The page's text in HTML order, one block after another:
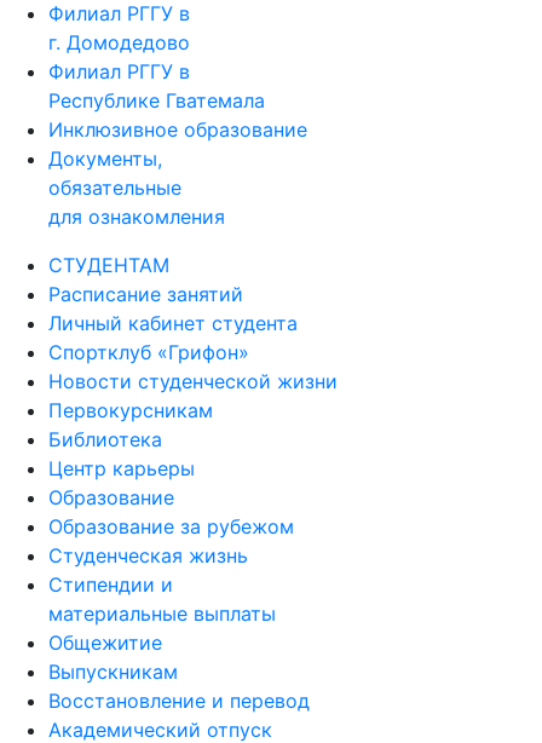
Филиал РГГУ в
г. Домодедово
Филиал РГГУ в
Республике Гватемала
Инклюзивное образование
Документы,
обязательные
для ознакомления
СТУДЕНТАМ
Расписание занятий
Личный кабинет студента
Спортклуб «Грифон»
Новости студенческой жизни
Первокурсникам
Библиотека
Центр карьеры
Образование
Образование за рубежом
Студенческая жизнь
Стипендии и
материальные выплаты
Общежитие
Выпускникам
Восстановление и перевод
Академический отпуск